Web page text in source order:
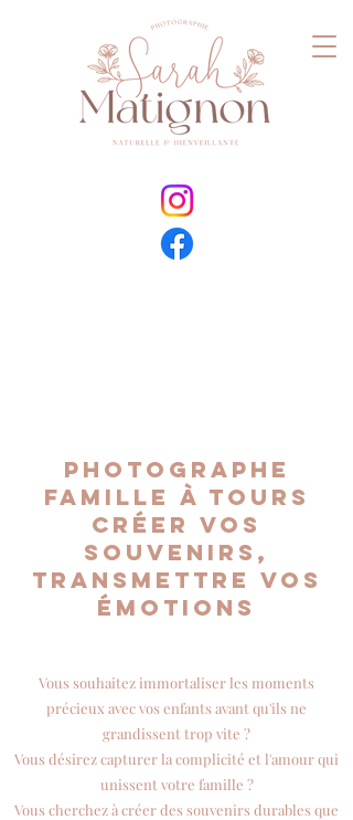
Photographe
famille à Tours
Créer vos
souvenirs,
transmettre vos
émotions
Vous souhaitez immortaliser les moments
précieux avec vos enfants avant qu'ils ne
grandissent trop vite ?
Vous désirez capturer la complicité et l'amour qui
unissent votre famille ?
Vous cherchez à créer des souvenirs durables que